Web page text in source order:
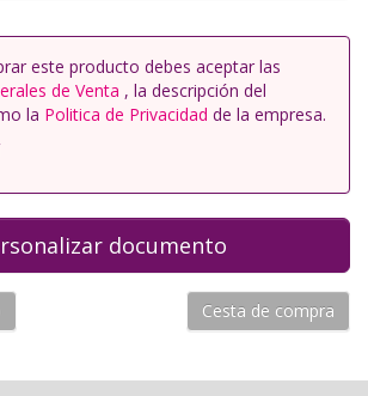
este producto debes aceptar las
de Venta , la descripción del
la Politica de Privacidad de la empresa.
Cesta de compra